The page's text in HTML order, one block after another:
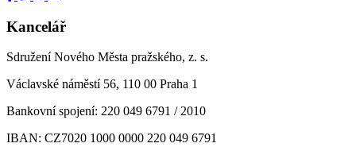
Kancelář
Sdružení Nového Města pražského, z. s.
Václavské náměstí 56, 110 00 Praha 1
Bankovní spojení: 220 049 6791 / 2010
IBAN: CZ7020 1000 0000 220 049 6791